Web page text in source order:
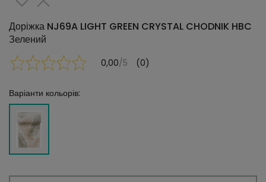
Доріжка NJ69A LIGHT GREEN CRYSTAL CHODNIK HBC
Зелений
0,00/5 (0)
Варіанти кольорів: